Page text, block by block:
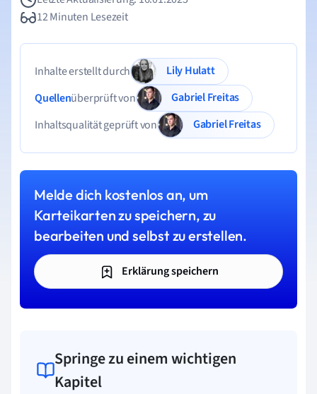
12 Minuten Lesezeit
Inhalte erstellt durch
Lily Hulatt
Quellenüberprüft von
Gabriel Freitas
Inhaltsqualität geprüft von
Gabriel Freitas
Melde dich kostenlos an, um
Karteikarten zu speichern, zu
bearbeiten und selbst zu erstellen.
Erklärung speichern
Springe zu einem wichtigen
Kapitel